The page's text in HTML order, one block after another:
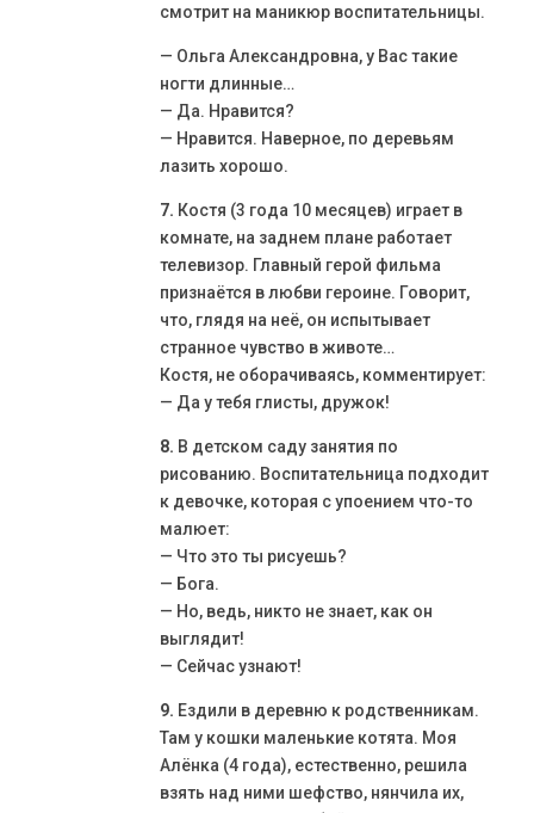
смотрит на маникюр воспитательницы.
— Ольга Александровна, у Вас такие
ногти длинные…
— Да. Нравится?
— Нравится. Наверное, по деревьям
лазить хорошо.
7. Костя (3 года 10 месяцев) играет в
комнате, на заднем плане работает
телевизор. Главный герой фильма
признаётся в любви героине. Говорит,
что, глядя на неё, он испытывает
странное чувство в животе…
Костя, не оборачиваясь, комментирует:
— Да у тебя глисты, дружок!
8. В детском саду занятия по
рисованию. Воспитательница подходит
к девочке, которая с упоением что-то
малюет:
— Что это ты рисуешь?
— Бога.
— Но, ведь, никто не знает, как он
выглядит!
— Сейчас узнают!
9. Ездили в деревню к родственникам.
Там у кошки маленькие котята. Моя
Алёнка (4 года), естественно, решила
взять над ними шефство, нянчила их,